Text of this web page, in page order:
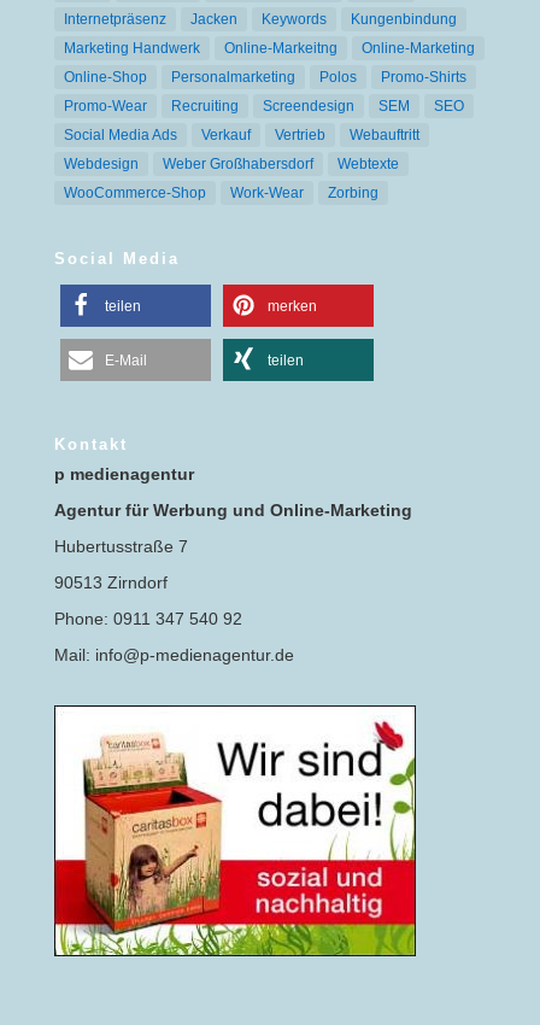
Internetpräsenz
Jacken Keywords
Kungenbindung
Marketing Handwerk
Online-Markeitng
Online-Marketing
Online-Shop
Personalmarketing Polos
Promo-Shirts
Promo-Wear
Recruiting Screendesign SEM
SEO
Social Media Ads
Verkauf Vertrieb
Webauftritt
Webdesign
Weber Großhabersdorf
Webtexte
WooCommerce-Shop
Work-Wear Zorbing
Social Media
teilen merken
E-Mail teilen
Kontakt
p medienagentur
Agentur für Werbung und Online-Marketing
Hubertusstraße 7
90513 Zirndorf
Phone: 0911 347 540 92
Mail: info@p-medienagentur.de